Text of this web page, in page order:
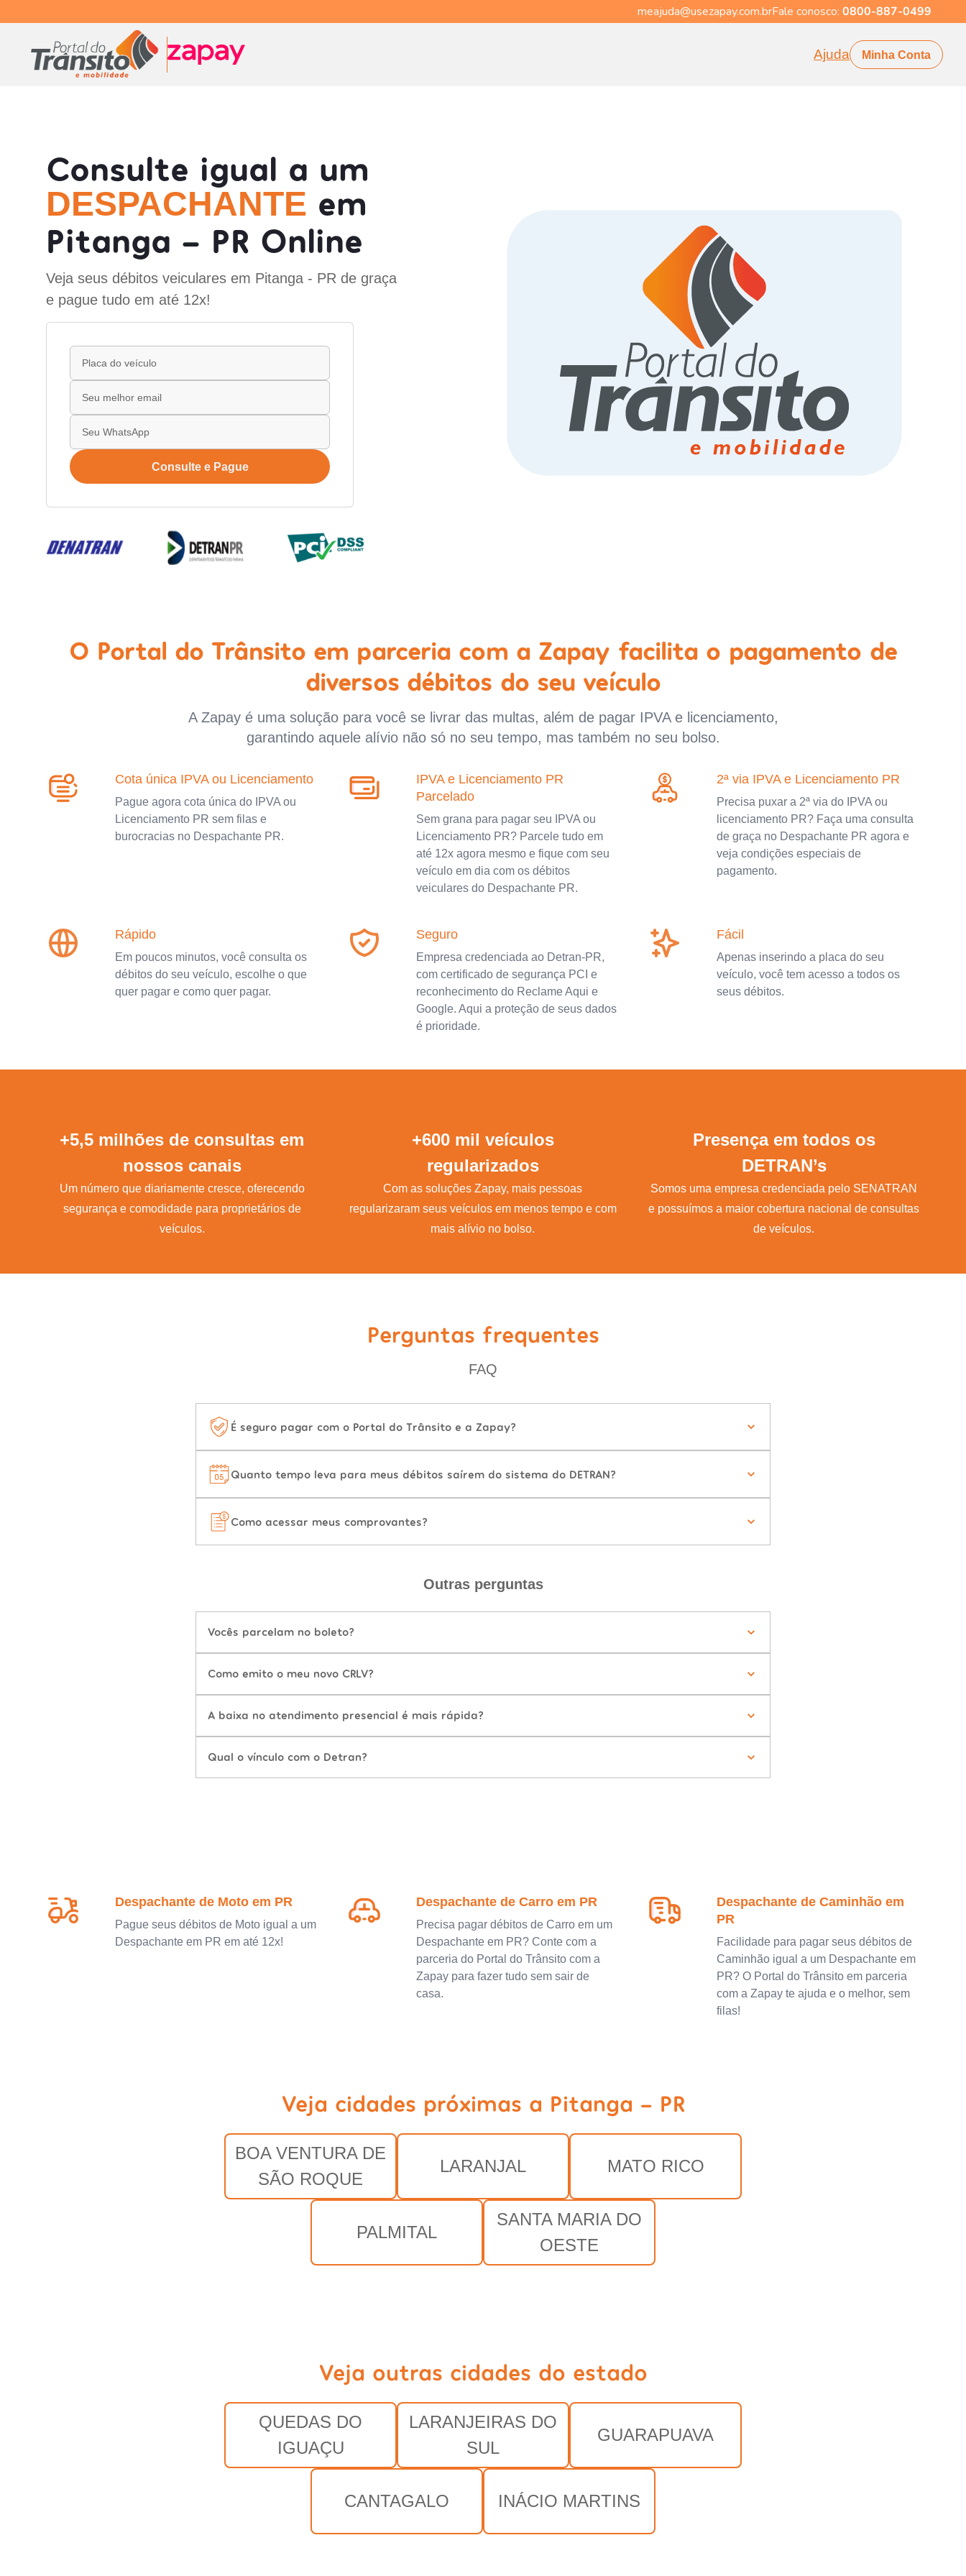
meajuda@usezapay.com.brFale conosco: 0800-887-0499
Ajuda Minha Conta
Consulte igual a um
DESPACHANTE em
Pitanga - PR Online
Veja seus débitos veiculares em Pitanga - PR de graça
e pague tudo em até 12x!
Consulte e Pague
O Portal do Trânsito em parceria com a Zapay facilita o pagamento de
diversos débitos do seu veículo
A Zapay é uma solução para você se livrar das multas, além de pagar IPVA e licenciamento,
garantindo aquele alívio não só no seu tempo, mas também no seu bolso.
Cota única IPVA ou Licenciamento
Pague agora cota única do IPVA ou
Licenciamento PR sem filas e
burocracias no Despachante PR.
IPVA e Licenciamento PR
Parcelado
Sem grana para pagar seu IPVA ou
Licenciamento PR? Parcele tudo em
até 12x agora mesmo e fique com seu
veículo em dia com os débitos
veiculares do Despachante PR.
2ª via IPVA e Licenciamento PR
Precisa puxar a 2ª via do IPVA ou
licenciamento PR? Faça uma consulta
de graça no Despachante PR agora e
veja condições especiais de
pagamento.
Rápido
Em poucos minutos, você consulta os
débitos do seu veículo, escolhe o que
quer pagar e como quer pagar.
Seguro
Empresa credenciada ao Detran-PR,
com certificado de segurança PCI e
reconhecimento do Reclame Aqui e
Google. Aqui a proteção de seus dados
é prioridade.
Fácil
Apenas inserindo a placa do seu
veículo, você tem acesso a todos os
seus débitos.
+5,5 milhões de consultas em
nossos canais
Um número que diariamente cresce, oferecendo
segurança e comodidade para proprietários de
veículos.
+600 mil veículos
regularizados
Com as soluções Zapay, mais pessoas
regularizaram seus veículos em menos tempo e com
mais alívio no bolso.
Presença em todos os
DETRAN’s
Somos uma empresa credenciada pelo SENATRAN
e possuímos a maior cobertura nacional de consultas
de veículos.
Perguntas frequentes
FAQ
É seguro pagar com o Portal do Trânsito e a Zapay?
Quanto tempo leva para meus débitos saírem do sistema do DETRAN?
Como acessar meus comprovantes?
Outras perguntas
Vocês parcelam no boleto?
Como emito o meu novo CRLV?
A baixa no atendimento presencial é mais rápida?
Qual o vínculo com o Detran?
Despachante de Moto em PR
Pague seus débitos de Moto igual a um
Despachante em PR em até 12x!
Despachante de Carro em PR
Precisa pagar débitos de Carro em um
Despachante em PR? Conte com a
parceria do Portal do Trânsito com a
Zapay para fazer tudo sem sair de
casa.
Despachante de Caminhão em
PR
Facilidade para pagar seus débitos de
Caminhão igual a um Despachante em
PR? O Portal do Trânsito em parceria
com a Zapay te ajuda e o melhor, sem
filas!
Veja cidades próximas a Pitanga - PR
BOA VENTURA DE
SÃO ROQUE
LARANJAL MATO RICO
PALMITAL
SANTA MARIA DO
OESTE
Veja outras cidades do estado
QUEDAS DO
IGUAÇU
LARANJEIRAS DO
SUL
GUARAPUAVA
CANTAGALO INÁCIO MARTINS